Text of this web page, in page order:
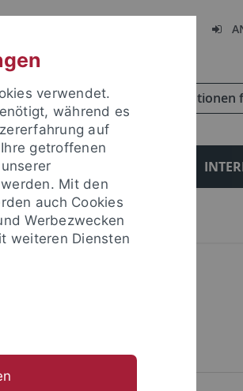
Informationen
EINRICHTUNGEN
verwendet.
während es
auf
getroffenen
Mit den
auch Cookies
Werbezwecken
weiteren Diensten